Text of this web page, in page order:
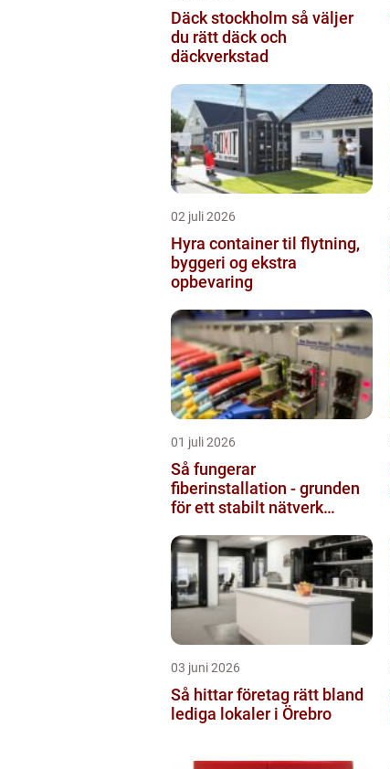
Däck stockholm så väljer
du rätt däck och
däckverkstad
02 juli 2026
Hyra container til flytning,
byggeri og ekstra
opbevaring
01 juli 2026
Så fungerar
fiberinstallation - grunden
för ett stabilt nätverk
03 juni 2026
Så hittar företag rätt bland
lediga lokaler i Örebro